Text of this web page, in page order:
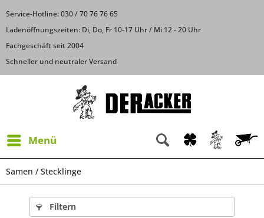
Service-Hotline: 030 / 70 76 76 65
Ladenöffnungszeiten: Di, Do, Fr 10-17 Uhr / Mi 12 - 20 Uhr
Fachgeschäft seit 2004
Schneller und neutraler Versand
Menü
Samen / Stecklinge
Filtern